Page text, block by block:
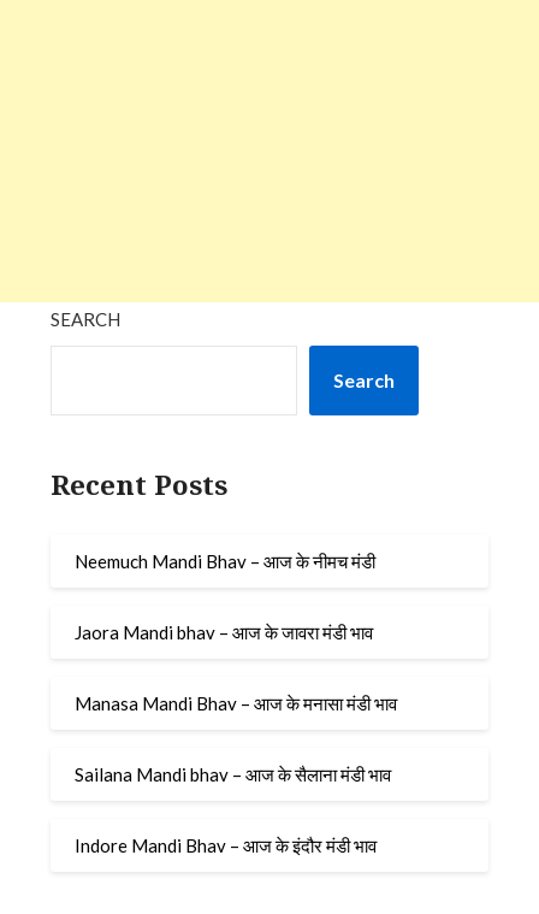
SEARCH
Search
Recent Posts
Neemuch Mandi Bhav – आज के नीमच मंडी
Jaora Mandi bhav – आज के जावरा मंडी भाव
Manasa Mandi Bhav – आज के मनासा मंडी भाव
Sailana Mandi bhav – आज के सैलाना मंडी भाव
Indore Mandi Bhav – आज के इंदौर मंडी भाव